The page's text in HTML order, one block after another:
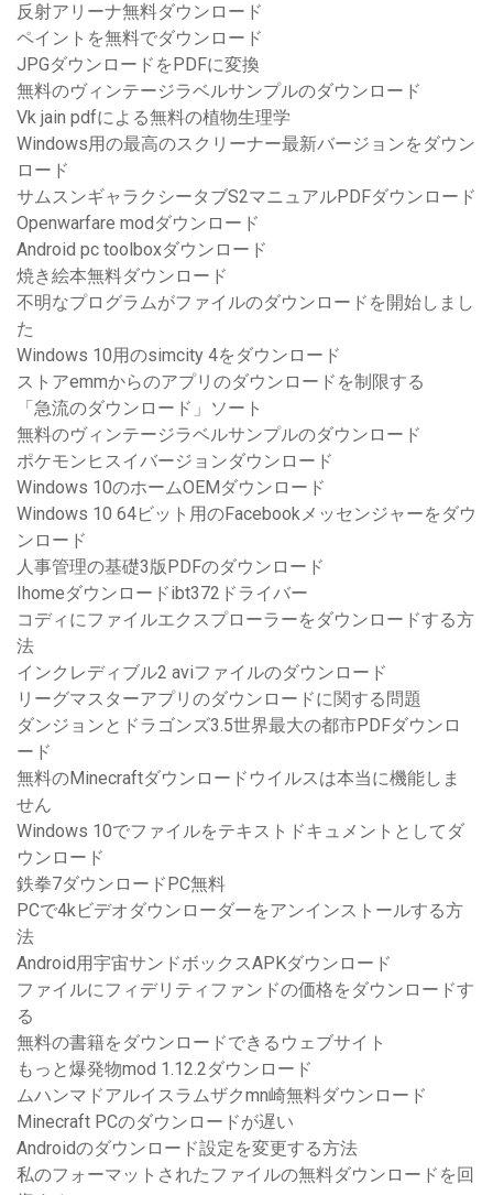
反射アリーナ無料ダウンロード
ペイントを無料でダウンロード
JPGダウンロードをPDFに変換
無料のヴィンテージラベルサンプルのダウンロード
Vk jain pdfによる無料の植物生理学
Windows用の最高のスクリーナー最新バージョンをダウン
ロード
サムスンギャラクシータブS2マニュアルPDFダウンロード
Openwarfare modダウンロード
Android pc toolboxダウンロード
焼き絵本無料ダウンロード
不明なプログラムがファイルのダウンロードを開始しまし
た
Windows 10用のsimcity 4をダウンロード
ストアemmからのアプリのダウンロードを制限する
「急流のダウンロード」ソート
無料のヴィンテージラベルサンプルのダウンロード
ポケモンヒスイバージョンダウンロード
Windows 10のホームOEMダウンロード
Windows 10 64ビット用のFacebookメッセンジャーをダウ
ンロード
人事管理の基礎3版PDFのダウンロード
Ihomeダウンロードibt372ドライバー
コディにファイルエクスプローラーをダウンロードする方
法
インクレディブル2 aviファイルのダウンロード
リーグマスターアプリのダウンロードに関する問題
ダンジョンとドラゴンズ3.5世界最大の都市PDFダウンロ
ード
無料のMinecraftダウンロードウイルスは本当に機能しま
せん
Windows 10でファイルをテキストドキュメントとしてダ
ウンロード
鉄拳7ダウンロードPC無料
PCで4kビデオダウンローダーをアンインストールする方
法
Android用宇宙サンドボックスAPKダウンロード
ファイルにフィデリティファンドの価格をダウンロードす
る
無料の書籍をダウンロードできるウェブサイト
もっと爆発物mod 1.12.2ダウンロード
ムハンマドアルイスラムザクmn崎無料ダウンロード
Minecraft PCのダウンロードが遅い
Androidのダウンロード設定を変更する方法
私のフォーマットされたファイルの無料ダウンロードを回